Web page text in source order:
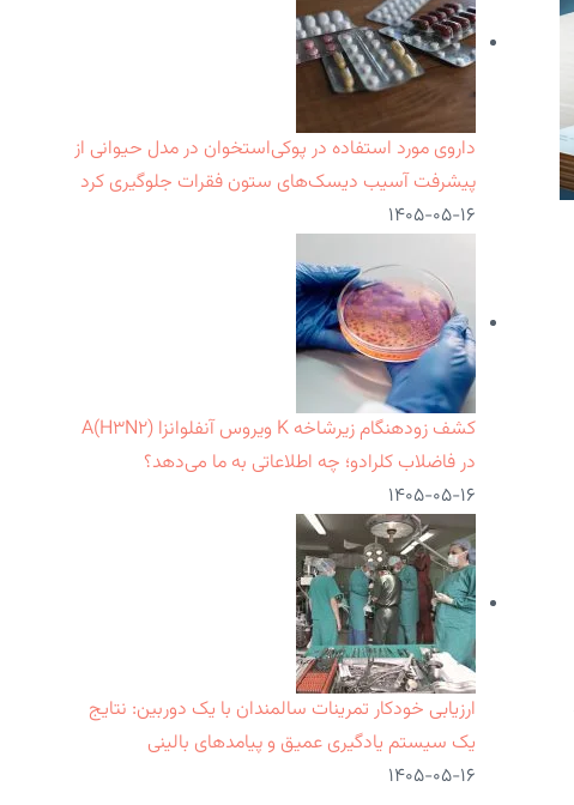
داروی مورد استفاده در پوکی‌استخوان در مدل حیوانی از
پیشرفت آسیب دیسک‌های ستون فقرات جلوگیری کرد
۱۴۰۵-۰۵-۱۶
کشف زودهنگام زیرشاخه K ویروس آنفلوانزا A(H۳N۲)
در فاضلاب کلرادو؛ چه اطلاعاتی به ما می‌دهد؟
۱۴۰۵-۰۵-۱۶
ارزیابی خودکار تمرینات سالمندان با یک دوربین: نتایج
یک سیستم یادگیری عمیق و پیامدهای بالینی
۱۴۰۵-۰۵-۱۶